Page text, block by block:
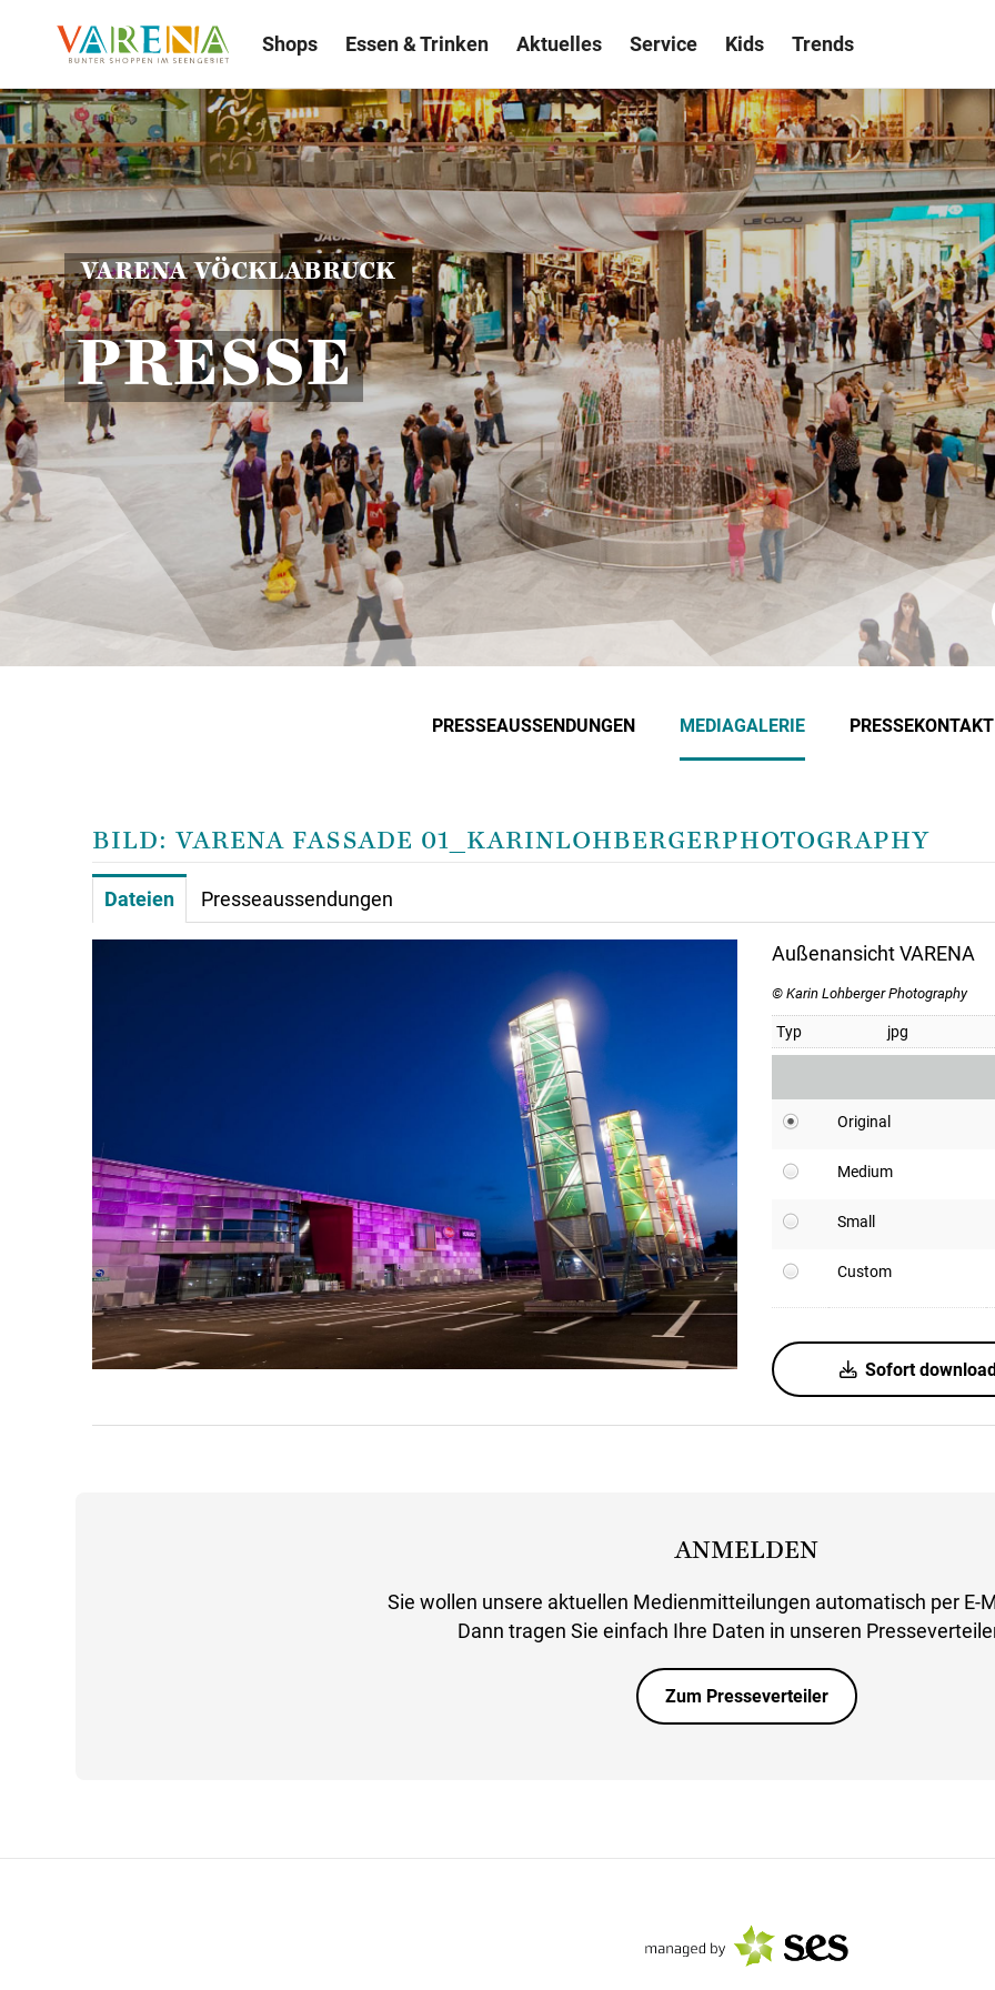
Shops Essen & Trinken Aktuelles Service Kids Trends
VARENA VÖCKLABRUCK
PRESSE
PRESSEAUSSENDUNGEN MEDIAGALERIE PRESSEKONTAKT
BILD: VARENA FASSADE 01_KARINLOHBERGERPHOTOGRAPHY
Dateien Presseaussendungen
Außenansicht VARENA
© Karin Lohberger Photography
Typ jpg
Original
Medium
Small
Custom
Sofort
ANMELDEN
Sie wollen unsere aktuellen Medienmitteilungen automatisch per E-
Dann tragen Sie einfach Ihre Daten in unseren
Zum Presseverteiler